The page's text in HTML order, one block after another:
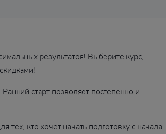
результатов! Выберите курс,
старт позволяет постепенно и
тех, кто хочет начать подготовку с начала